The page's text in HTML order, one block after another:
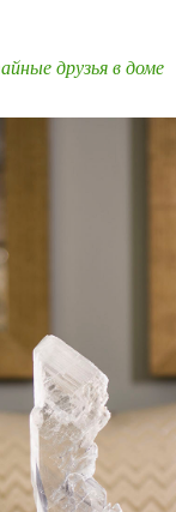
друзья в доме